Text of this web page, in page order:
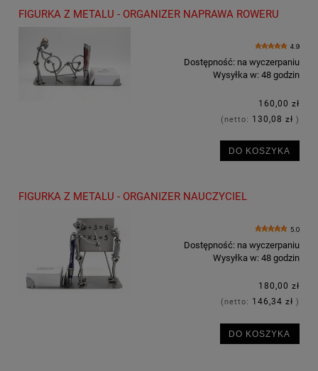
FIGURKA Z METALU - ORGANIZER NAPRAWA ROWERU
4.9
Dostępność: na wyczerpaniu
Wysyłka w: 48 godzin
160,00 zł
(netto: 130,08 zł )
DO KOSZYKA
FIGURKA Z METALU - ORGANIZER NAUCZYCIEL
5.0
Dostępność: na wyczerpaniu
Wysyłka w: 48 godzin
180,00 zł
(netto: 146,34 zł )
DO KOSZYKA